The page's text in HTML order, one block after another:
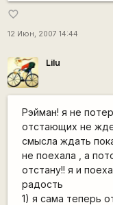
favorite_border
12 Июн, 2007 14:44
Lilu
Рэйман! я не
отстающих не
смысла ждать
не поехала , а
отстану!! я и
радость
1) я сама теперь